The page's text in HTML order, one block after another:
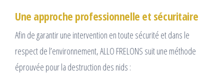
Une approche professionnelle et sécuritaire
Afin de garantir une intervention en toute sécurité et dans le
respect de l’environnement, ALLO FRELONS suit une méthode
éprouvée pour la destruction des nids :